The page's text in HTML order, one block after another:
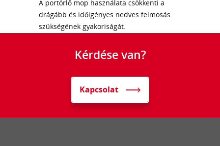
A portörlő mop használata csökkenti a
drágább és időigényes nedves felmosás
szükségének gyakoriságát.
Kérdése van?
Kapcsolat